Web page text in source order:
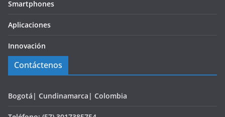
Smartphones
Aplicaciones
Innovación
Contáctenos
Bogotá| Cundinamarca| Colombia